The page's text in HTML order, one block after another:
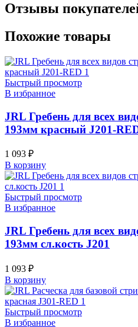
Отзывы
Похожие товары
Быстрый просмотр
В избранное
JRL Гребень для всех
193мм красный J201-
1 093 ₽
В корзину
Быстрый просмотр
В избранное
JRL Гребень для всех
193мм сл.кость J201
1 093 ₽
В корзину
Быстрый просмотр
В избранное